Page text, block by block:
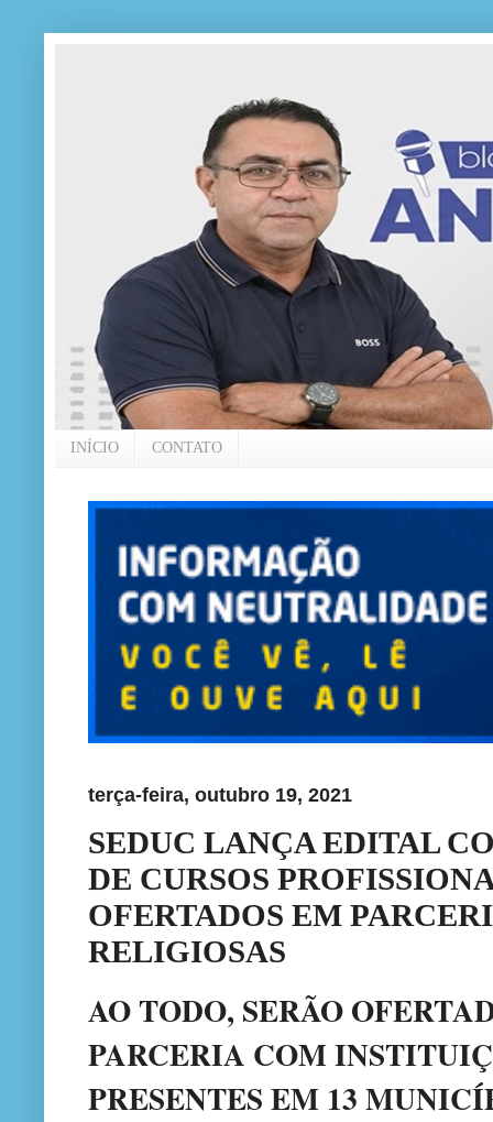
INÍCIO CONTATO
terça-feira, outubro 19, 2021
SEDUC LANÇA EDITAL
DE CURSOS
OFERTADOS EM
RELIGIOSAS
AO TODO, SERÃO
PARCERIA COM
PRESENTES EM 13